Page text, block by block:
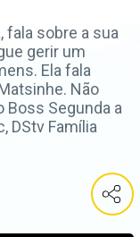
fala sobre a sua
gerir um
Ela fala
Não
Boss Segunda a
DStv Família